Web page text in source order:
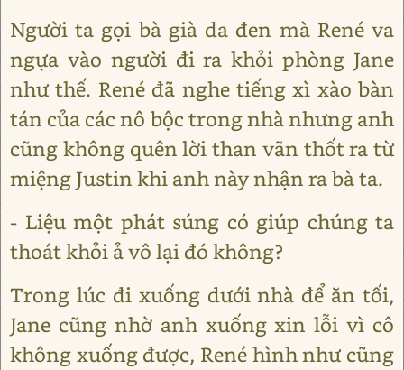
Người ta gọi bà già da đen mà René va
ngựa vào người đi ra khỏi phòng Jane
như thế. René đã nghe tiếng xì xào bàn
tán của các nô bộc trong nhà nhưng anh
cũng không quên lời than vãn thốt ra từ
miệng Justin khi anh này nhận ra bà ta.
- Liệu một phát súng có giúp chúng ta
thoát khỏi ả vô lại đó không?
Trong lúc đi xuống dưới nhà để ăn tối,
Jane cũng nhờ anh xuống xin lỗi vì cô
không xuống được, René hình như cũng